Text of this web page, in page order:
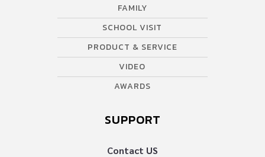
FAMILY
SCHOOL VISIT
PRODUCT & SERVICE
VIDEO
AWARDS
SUPPORT
Contact US